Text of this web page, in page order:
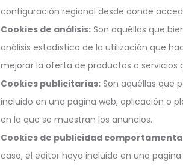
configuración regional desde donde
Cookies de análisis: Son aquéllas que
análisis estadístico de la utilización que
mejorar la oferta de productos o servicios
Cookies publicitarias: Son aquéllas que
incluido en una página web, aplicación o
en la que se muestran los anuncios.
Cookies de publicidad
caso, el editor haya incluido en una